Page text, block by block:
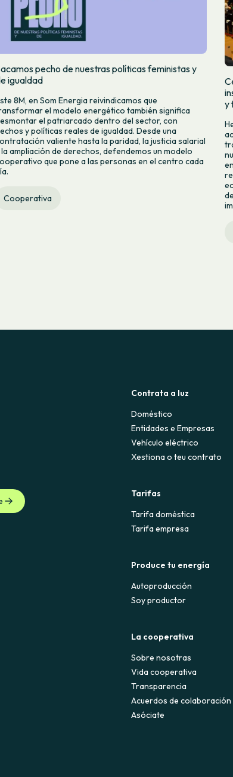
pecho de nuestras políticas feministas y
igualdad
8M, en Som Energia reivindicamos que
el modelo energético también significa
el patriarcado dentro del sector, con
y políticas reales de igualdad. Desde una
valiente hasta la paridad, la justicia salarial
la ampliación de derechos, defendemos un modelo
que pone a las personas en el centro cada
Cooperativa
y
Contrata a luz
Doméstico
Entidades e Empresas
Vehículo eléctrico
Xestiona o teu contrato
Tarifas
Tarifa doméstica
Tarifa empresa
Produce tu energía
Autoproducción
Soy productor
La cooperativa
Sobre nosotras
Vida cooperativa
Transparencia
Acuerdos de colaboración
Asóciate